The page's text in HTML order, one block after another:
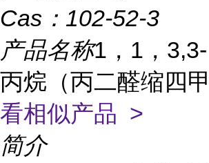
Cas： 102-52-3
产品名称1，1，
丙烷（丙二醛缩四
看相似产品 >
简介